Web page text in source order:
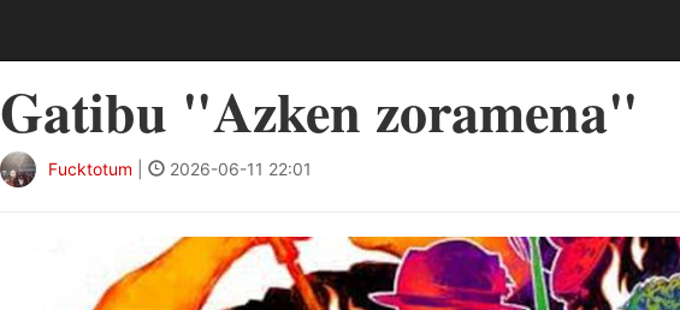
Gatibu "Azken zoramena"
Fucktotum 2026-06-11 22:01